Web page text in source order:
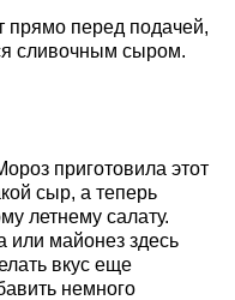
перед подачей,
сливочным сыром.
приготовила этот
сыр, а теперь
летнему салату.
или майонез здесь
вкус еще
немного